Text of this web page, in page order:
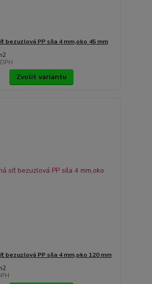
bezuzlová PP síla 4 mm,oko 45 mm
Zvolit variantu
bezuzlová PP síla 4 mm,oko 120 mm